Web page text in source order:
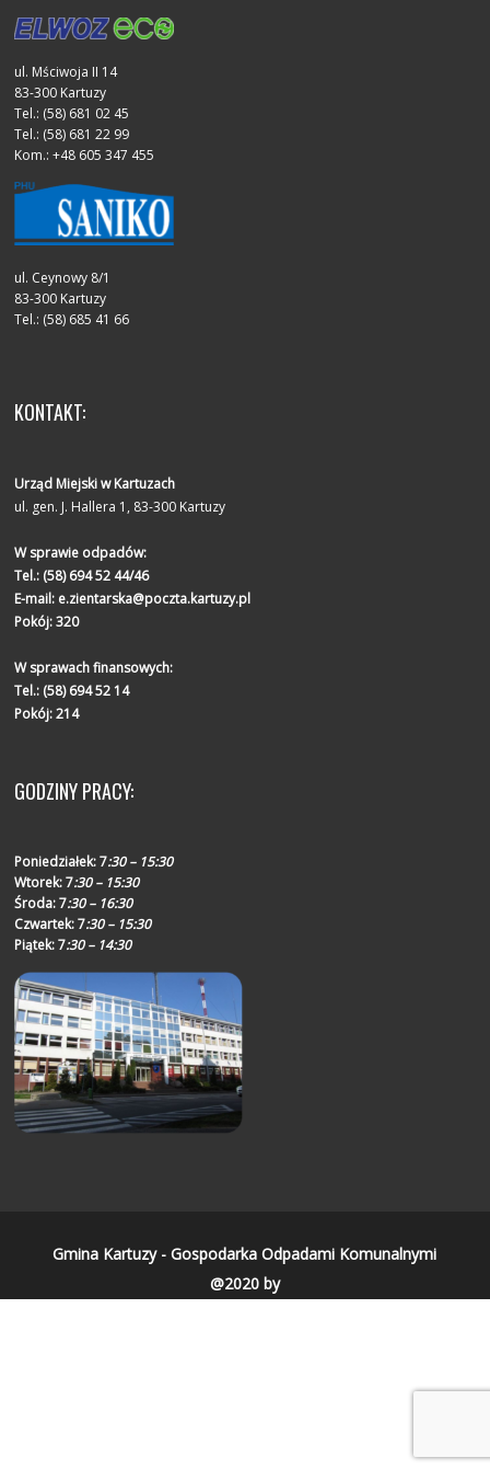
ul. Mściwoja II 14
83-300 Kartuzy
Tel.: (58) 681 02 45
Tel.: (58) 681 22 99
Kom.: +48 605 347 455
ul. Ceynowy 8/1
83-300 Kartuzy
Tel.: (58) 685 41 66
KONTAKT:
Urząd Miejski w Kartuzach
ul. gen. J. Hallera 1, 83-300 Kartuzy
W sprawie odpadów:
Tel.: (58) 694 52 44/46
E-mail: e.zientarska@poczta.kartuzy.pl
Pokój: 320
W sprawach finansowych:
Tel.: (58) 694 52 14
Pokój: 214
GODZINY PRACY:
Poniedziałek:7:30 – 15:30
Wtorek:7:30 – 15:30
Środa:7:30 – 16:30
Czwartek:7:30 – 15:30
Piątek:7:30 – 14:30
Gmina Kartuzy - Gospodarka Odpadami Komunalnymi
@2020 by